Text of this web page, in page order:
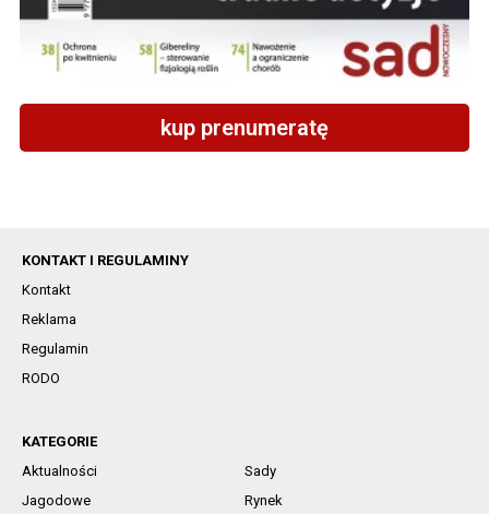
kup prenumeratę
KONTAKT I REGULAMINY
Kontakt
Reklama
Regulamin
RODO
KATEGORIE
Aktualności
Sady
Jagodowe
Rynek